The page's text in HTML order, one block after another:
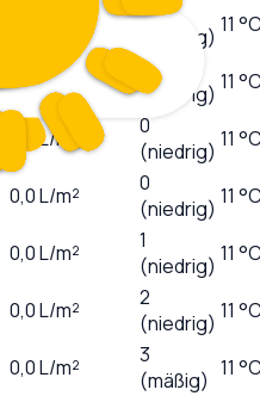
0
(niedrig) 11
0,0L/m²
0
(niedrig) 11
L/m²
0
(niedrig) 11
0,0L/m²
0
(niedrig) 11
0,0L/m²
1
(niedrig) 11
0,0L/m²
2
(niedrig) 11
0,0L/m²
3
(mäßig) 11